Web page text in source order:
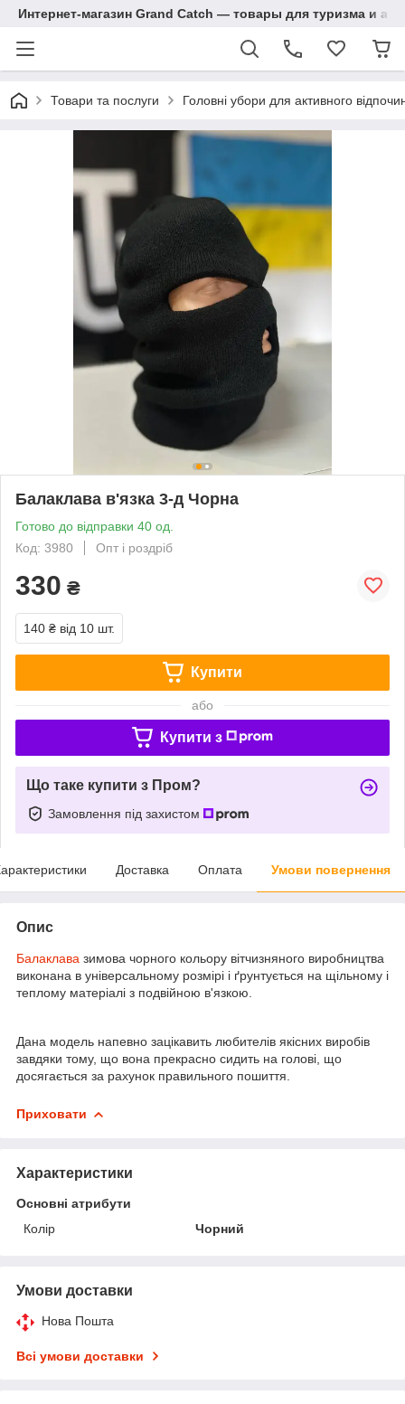
Интернет-магазин Grand Catch — товары для туризма и
Товари та послуги Головні убори для активного
Балаклава в'язка 3-д Чорна
Готово до відправки 40 од.
Код: 3980
Опт і роздріб
330 ₴
140 ₴ від 10 шт.
Купити
або
Купити з
Що таке купити з Пром?
Замовлення під захистом
Доставка Оплата Умови повернення
Опис
Балаклава зимова чорного кольору вітчизняного виробництва
виконана в універсальному розмірі і ґрунтується на щільному і
теплому матеріалі з подвійною в'язкою.
Дана модель напевно зацікавить любителів якісних виробів
завдяки тому, що вона прекрасно сидить на голові, що
досягається за рахунок правильного пошиття.
Приховати
Характеристики
Основні атрибути
Колір
Чорний
Умови доставки
Нова Пошта
Всі умови доставки